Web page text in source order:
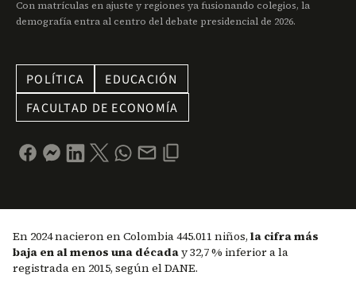
Con matrículas en ajuste y regiones ya fusionando colegios, la
demografía entra al centro del debate presidencial de 2026.
POLÍTICA
EDUCACIÓN
FACULTAD DE ECONOMÍA
En 2024 nacieron en Colombia 445.011 niños, la cifra más
baja en al menos una décaday 32,7 % inferior a la
registrada en 2015, según el DANE.